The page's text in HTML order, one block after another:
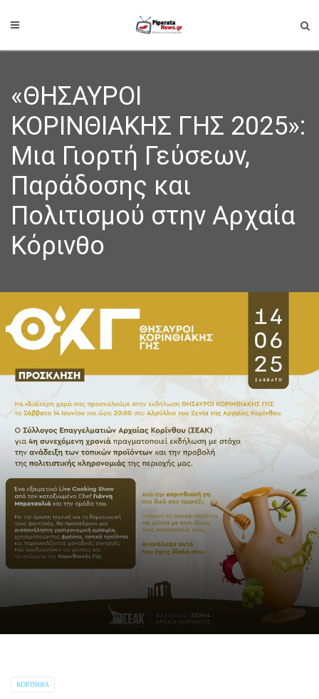
«ΘΗΣΑΥΡΟΙ
ΚΟΡΙΝΘΙΑΚΗΣ ΓΗΣ 2025»:
Μια Γιορτή Γεύσεων,
Παράδοσης και
Πολιτισμού στην Αρχαία
Κόρινθο
ΚΟΡΙΝΘΊΑ